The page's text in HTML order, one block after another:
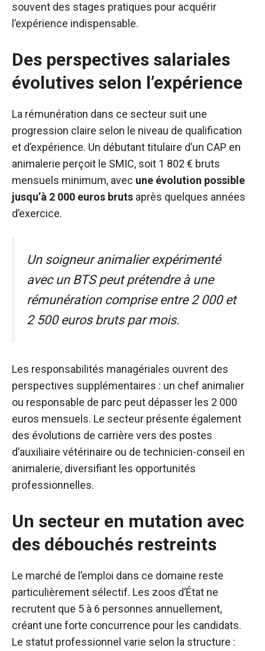
souvent des stages pratiques pour acquérir
l’expérience indispensable.
Des perspectives salariales
évolutives selon l’expérience
La rémunération dans ce secteur suit une
progression claire selon le niveau de qualification
et d’expérience. Un débutant titulaire d’un CAP en
animalerie perçoit le SMIC, soit 1 802 € bruts
mensuels minimum, avec une évolution possible
jusqu’à 2 000 euros bruts après quelques années
d’exercice.
Un soigneur animalier expérimenté
avec un BTS peut prétendre à une
rémunération comprise entre 2 000 et
2 500 euros bruts par mois.
Les responsabilités managériales ouvrent des
perspectives supplémentaires : un chef animalier
ou responsable de parc peut dépasser les 2 000
euros mensuels. Le secteur présente également
des évolutions de carrière vers des postes
d’auxiliaire vétérinaire ou de technicien-conseil en
animalerie, diversifiant les opportunités
professionnelles.
Un secteur en mutation avec
des débouchés restreints
Le marché de l’emploi dans ce domaine reste
particulièrement sélectif. Les zoos d’État ne
recrutent que 5 à 6 personnes annuellement,
créant une forte concurrence pour les candidats.
Le statut professionnel varie selon la structure :